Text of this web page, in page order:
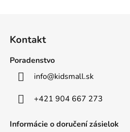
Kontakt
Poradenstvo
info@kidsmall.sk
+421 904 667 273
Informácie o doručení zásielok